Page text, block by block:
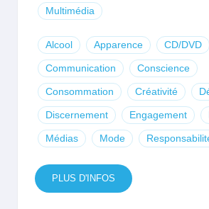
Multimédia
Alcool Apparence CD/DVD
Communication Conscience
Consommation Créativité
Discernement Engagement
Médias Mode
PLUS D'INFOS